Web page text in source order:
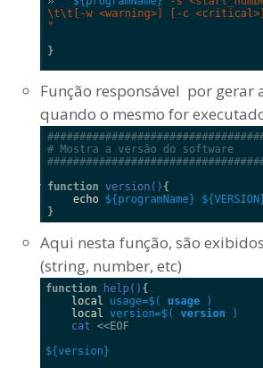
Função responsável por
quando o mesmo for
Aqui nesta função, são
(string, number, etc)